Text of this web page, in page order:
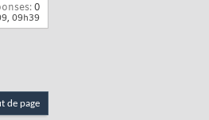
0
09h39
de page